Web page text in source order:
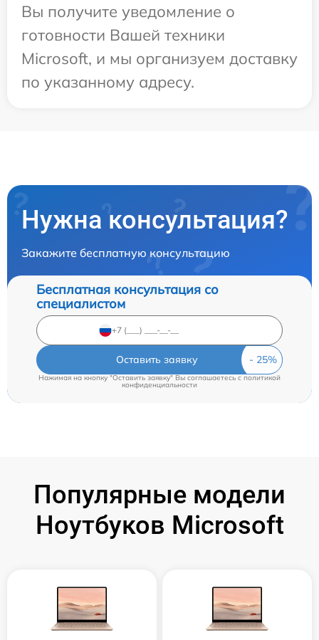
Вы получите уведомление о
готовности Вашей техники
Microsoft, и мы организуем доставку
по указанному адресу.
Нужна консультация?
Закажите бесплатную консультацию
Бесплатная консультация со
специалистом
Оставить заявку
Нажимая на кнопку "Оставить заявку" Вы соглашаетесь cполитикой
конфиденциальности
Популярные модели
Ноутбуков Microsoft